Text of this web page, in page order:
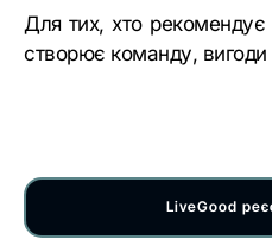
Для тих, хто рекомендує
створює команду, вигоди
LiveGood